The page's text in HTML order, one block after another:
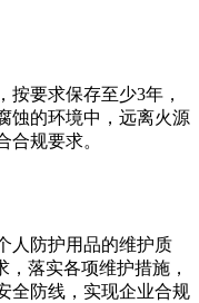
要求保存至少3年，
蚀的环境中，远离火源
规要求。
人防护用品的维护质
落实各项维护措施，
全防线，实现企业合规